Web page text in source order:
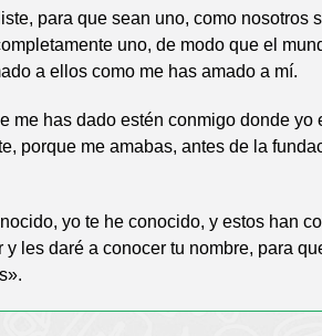
para que sean uno, como nosotros
uno, de modo que el
a ellos como me has amado a mí.
me has dado estén conmigo donde yo
porque me amabas, antes de la
yo te he conocido, y estos han
les daré a conocer tu nombre, para